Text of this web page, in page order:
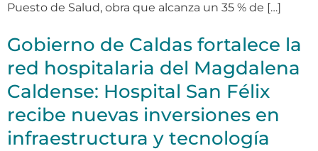
Puesto de Salud, obra que alcanza un 35 % de […]
Gobierno de Caldas fortalece la
red hospitalaria del Magdalena
Caldense: Hospital San Félix
recibe nuevas inversiones en
infraestructura y tecnología